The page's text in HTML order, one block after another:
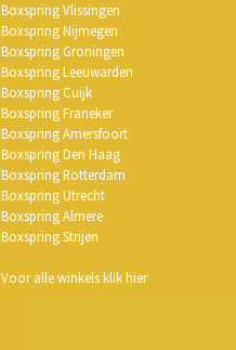
Boxspring Vlissingen
Boxspring Nijmegen
Boxspring Groningen
Boxspring Leeuwarden
Boxspring Cuijk
Boxspring Franeker
Boxspring Amersfoort
Boxspring Den Haag
Boxspring Rotterdam
Boxspring Utrecht
Boxspring Almere
Boxspring Strijen
Voor alle winkels klik hier